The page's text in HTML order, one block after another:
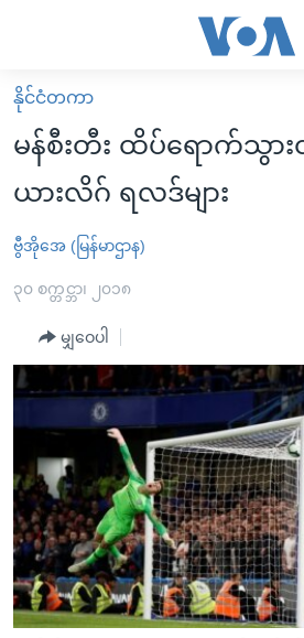
လွယ်ကူ
စေ
များ
ပင်မ
ကျော်
ပင်မ
အ
ညွန်း
စာမျက်နှာ
သို့
ကျော်
မူလစာမျက်နှာ
မြန်မာ
ကမ္ဘာ့သတင်းများ
နိုင်ငံတကာ
အစ္စရေး-ပါလက်စတိုင်း
ဗွီဒီယို
အင်္ဂလိပ်စာလေ့လာမယ်
အမေရိကန်သုံးအီဒီယံ
မကြေးမုံရဲ့ အင်္ဂလိပ်စာ
ရုပ်ရှင်ထဲက အင်္ဂလိပ်စာ
သုတပဒေသာ အင်္ဂလိပ်စာ
အပတ်စဉ်ကဏ္ဍများ
ရေဒီယို
တီဗွီ
ရေဒီယိုနှင့်ရုပ်သံ အချက်အလက်များ
ရေဒီယို/တီဗွီအစီအစဉ်
Learning English
ဗွီအိုအေ လူမှုကွန်ယက်များ
နိုင်ငံတကာ
မန်စီးတီး ထိပ်ရောက်သွား
ယားလိဂ် ရလဒ်များ
ဗွီအိုအေ (မြန်မာဌာန)
၃၀ စက္တင္ဘာ၊ ၂၀၁၈
မျှဝေပါ